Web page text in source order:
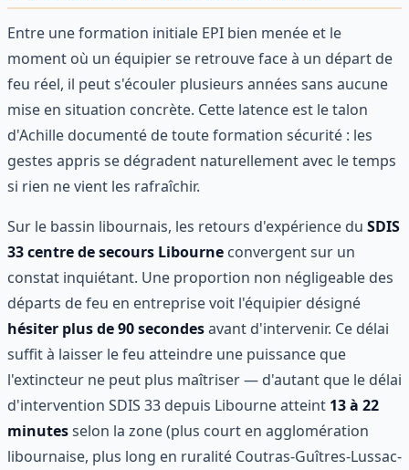
Entre une formation initiale EPI bien menée et le
moment où un équipier se retrouve face à un départ de
feu réel, il peut s'écouler plusieurs années sans aucune
mise en situation concrète. Cette latence est le talon
d'Achille documenté de toute formation sécurité : les
gestes appris se dégradent naturellement avec le temps
si rien ne vient les rafraîchir.
Sur le bassin libournais, les retours d'expérience du SDIS
33 centre de secours Libourne convergent sur un
constat inquiétant. Une proportion non négligeable des
départs de feu en entreprise voit l'équipier désigné
hésiter plus de 90 secondesavant d'intervenir. Ce délai
suffit à laisser le feu atteindre une puissance que
l'extincteur ne peut plus maîtriser — d'autant que le délai
d'intervention SDIS 33 depuis Libourne atteint 13 à 22
minutesselon la zone (plus court en agglomération
libournaise, plus long en ruralité Coutras-Guîtres-Lussac-